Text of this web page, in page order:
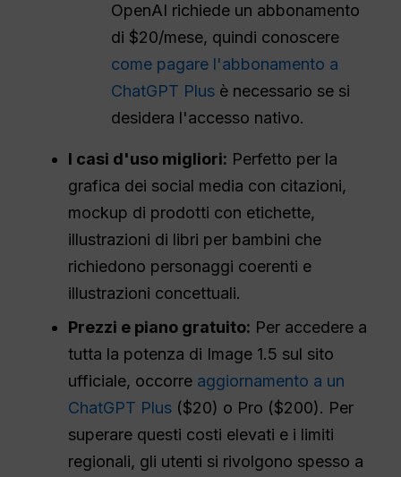
OpenAI richiede un abbonamento
di $20/mese, quindi conoscere
come pagare l'abbonamento a
ChatGPT Plus è necessario se si
desidera l'accesso nativo.
I casi d'uso migliori: Perfetto per la
grafica dei social media con citazioni,
mockup di prodotti con etichette,
illustrazioni di libri per bambini che
richiedono personaggi coerenti e
illustrazioni concettuali.
Prezzi e piano gratuito: Per accedere a
tutta la potenza di Image 1.5 sul sito
ufficiale, occorre aggiornamento a un
ChatGPT Plus ($20) o Pro ($200). Per
superare questi costi elevati e i limiti
regionali, gli utenti si rivolgono spesso a